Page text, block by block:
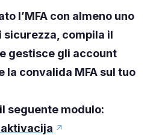
l’MFA con almeno uno
compila il
gestisce gli account
la convalida MFA sul tuo
seguente modulo: